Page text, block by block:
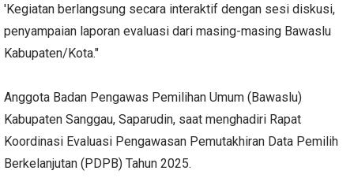
'Kegiatan berlangsung secara interaktif dengan sesi diskusi,
penyampaian laporan evaluasi dari masing-masing Bawaslu
Kabupaten/Kota."
Anggota Badan Pengawas Pemilihan Umum (Bawaslu)
Kabupaten Sanggau, Saparudin, saat menghadiri Rapat
Koordinasi Evaluasi Pengawasan Pemutakhiran Data Pemilih
Berkelanjutan (PDPB) Tahun 2025.